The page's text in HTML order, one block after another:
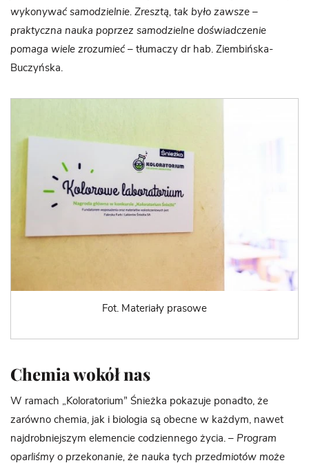
wykonywać samodzielnie. Zresztą, tak było zawsze –
praktyczna nauka poprzez samodzielne doświadczenie
pomaga wiele zrozumieć – tłumaczy dr hab. Ziembińska-
Buczyńska.
Fot. Materiały prasowe
Chemia wokół nas
W ramach „Koloratorium” Śnieżka pokazuje ponadto, że
zarówno chemia, jak i biologia są obecne w każdym, nawet
najdrobniejszym elemencie codziennego życia. – Program
oparliśmy o przekonanie, że nauka tych przedmiotów może